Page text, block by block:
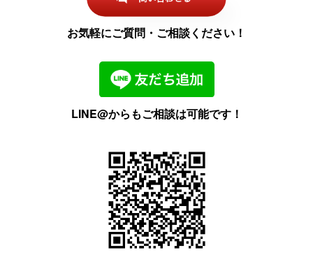
お気軽にご質問・ご相談ください！
LINE@からもご相談は可能です！